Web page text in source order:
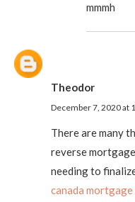
mmmh
Theodor
December 7, 2020 at
There are many
reverse
needing to
canada